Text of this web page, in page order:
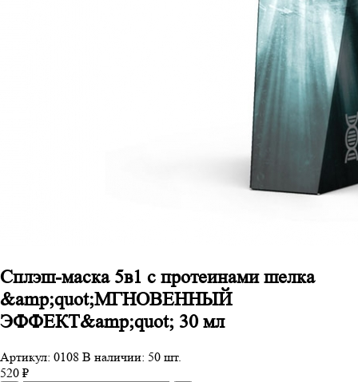
Сплэш-маска 5в1 с протеинами шелка
&amp;quot;МГНОВЕННЫЙ
ЭФФЕКТ&amp;quot; 30 мл
Артикул: 0108 В наличии: 50 шт.
520 ₽